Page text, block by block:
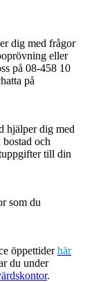
dig med frågor
eller
på 08-458 10
på
dig med
och
till din
som du
öppettiderhär
du under
.